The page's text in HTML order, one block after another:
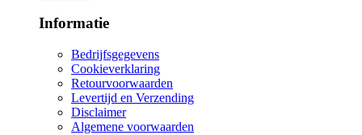
Informatie
Bedrijfsgegevens
Cookieverklaring
Retourvoorwaarden
Levertijd en Verzending
Disclaimer
Algemene voorwaarden